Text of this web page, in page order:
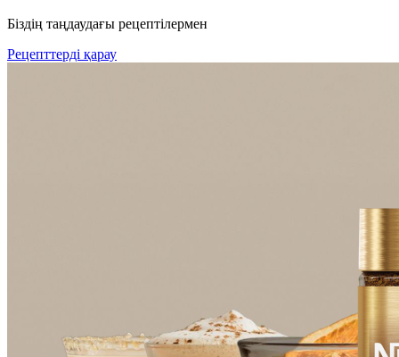
Біздің таңдаудағы рецептілермен
Рецепттерді қарау